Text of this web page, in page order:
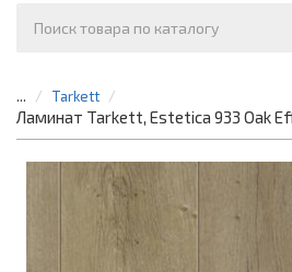
... Tarkett
Ламинат Tarkett, Estetica 933 Oak